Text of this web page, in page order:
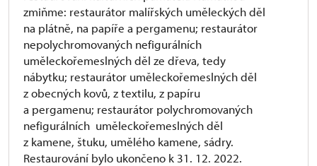
zmiňme: restaurátor malířských uměleckých děl
na plátně, na papíře a pergamenu; restaurátor
nepolychromovaných nefigurálních
uměleckořemeslných děl ze dřeva, tedy
nábytku; restaurátor uměleckořemeslných děl
z obecných kovů, z textilu, z papíru
a pergamenu; restaurátor polychromovaných
nefigurálních uměleckořemeslných děl
z kamene, štuku, umělého kamene, sádry.
Restaurování bylo ukončeno k 31. 12. 2022.